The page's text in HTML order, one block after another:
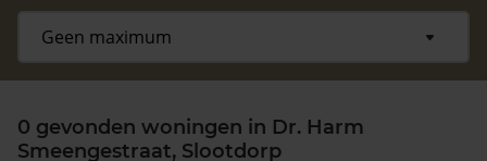
0 gevonden woningen in Dr. Harm
Smeengestraat, Slootdorp